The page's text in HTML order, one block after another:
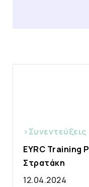
>Συνεντεύξεις
EYRC Training
Στρατάκη
12.04.2024